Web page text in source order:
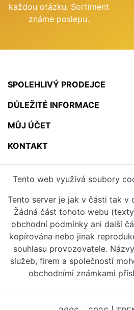
každou otázku. Sortiment
známe poslepu.
SPOLEHLIVÝ PRODEJCE
DŮLEŽITÉ INFORMACE
MŮJ ÚČET
KONTAKT
Tento web využívá soubory
Tento server je jak v části tak v
Žádná část tohoto webu
obchodní podmínky ani další
kopírována nebo jinak
souhlasu provozovatele.
služeb, firem a společností
obchodními známkami